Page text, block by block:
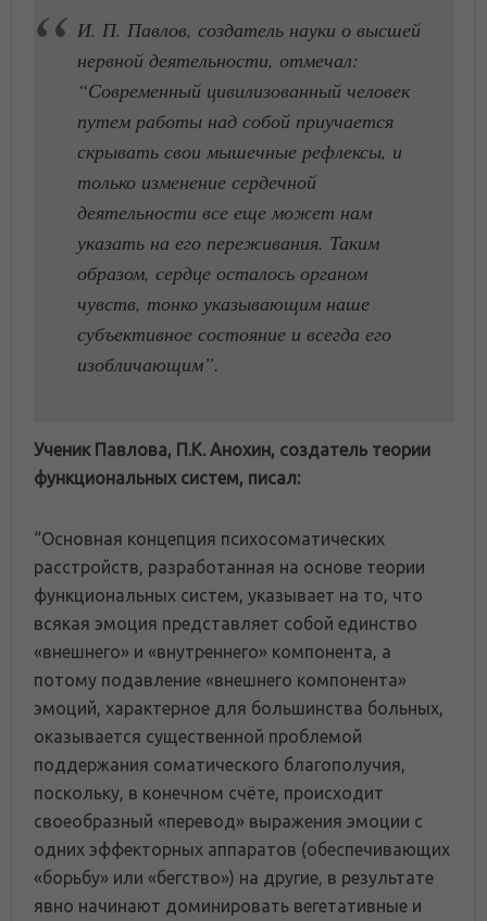
И. П. Павлов, создатель науки о высшей
нервной деятельности, отмечал:
“Современный цивилизованный человек
путем работы над собой приучается
скрывать свои мышечные рефлексы, и
только изменение сердечной
деятельности все еще может нам
указать на его переживания. Таким
образом, сердце осталось органом
чувств, тонко указывающим наше
субъективное состояние и всегда его
изобличающим”.
Ученик Павлова, П.К. Анохин, создатель теории
функциональных систем, писал:
“Основная концепция психосоматических
расстройств, разработанная на основе теории
функциональных систем, указывает на то, что
всякая эмоция представляет собой единство
«внешнего» и «внутреннего» компонента, а
потому подавление «внешнего компонента»
эмоций, характерное для большинства больных,
оказывается существенной проблемой
поддержания соматического благополучия,
поскольку, в конечном счёте, происходит
своеобразный «перевод» выражения эмоции с
одних эффекторных аппаратов (обеспечивающих
«борьбу» или «бегство») на другие, в результате
явно начинают доминировать вегетативные и